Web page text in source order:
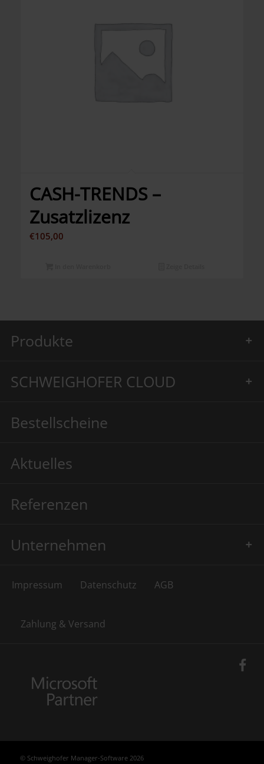
CASH-TRENDS –
Zusatzlizenz
€105,00
Produkte
SCHWEIGHOFER CLOUD
Bestellscheine
Aktuelles
Referenzen
Unternehmen
Impressum Datenschutz AGB
Zahlung & Versand
© Schweighofer Manager-Software 2026